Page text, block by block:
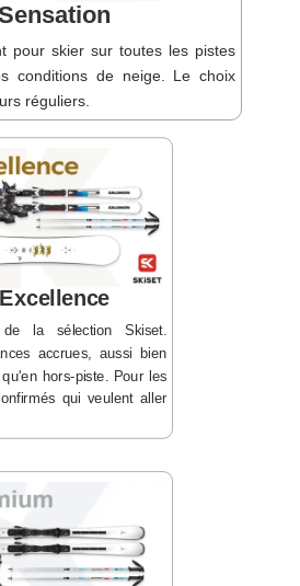
pour skier sur toutes les pistes
conditions de neige. Le choix
réguliers.
Excellence
la sélection Skiset.
accrues, aussi bien
hors-piste. Pour les
qui veulent aller